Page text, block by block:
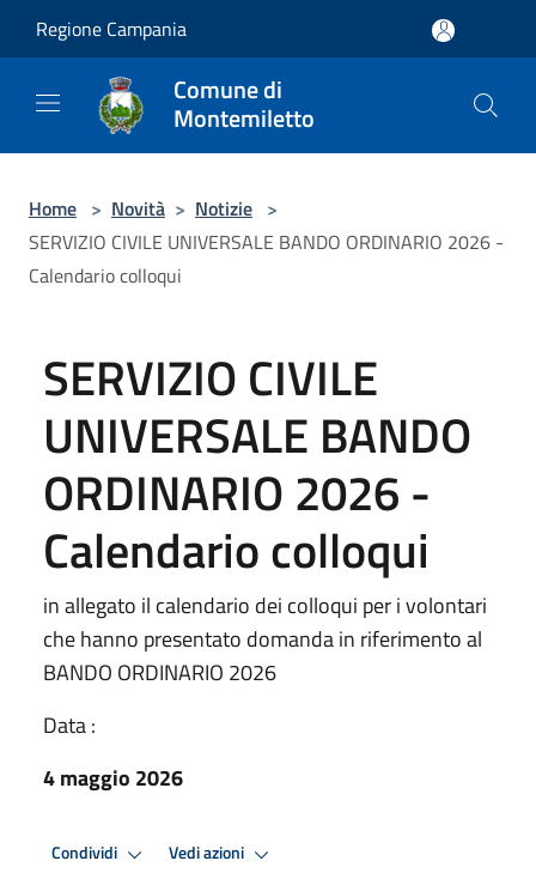
Regione Campania
Comune di
Montemiletto
Home > Novità > Notizie >
SERVIZIO CIVILE UNIVERSALE BANDO ORDINARIO 2026 -
Calendario colloqui
SERVIZIO CIVILE
UNIVERSALE BANDO
ORDINARIO 2026 -
Calendario colloqui
in allegato il calendario dei colloqui per i volontari
che hanno presentato domanda in riferimento al
BANDO ORDINARIO 2026
Data :
4 maggio 2026
Condividi Vedi azioni